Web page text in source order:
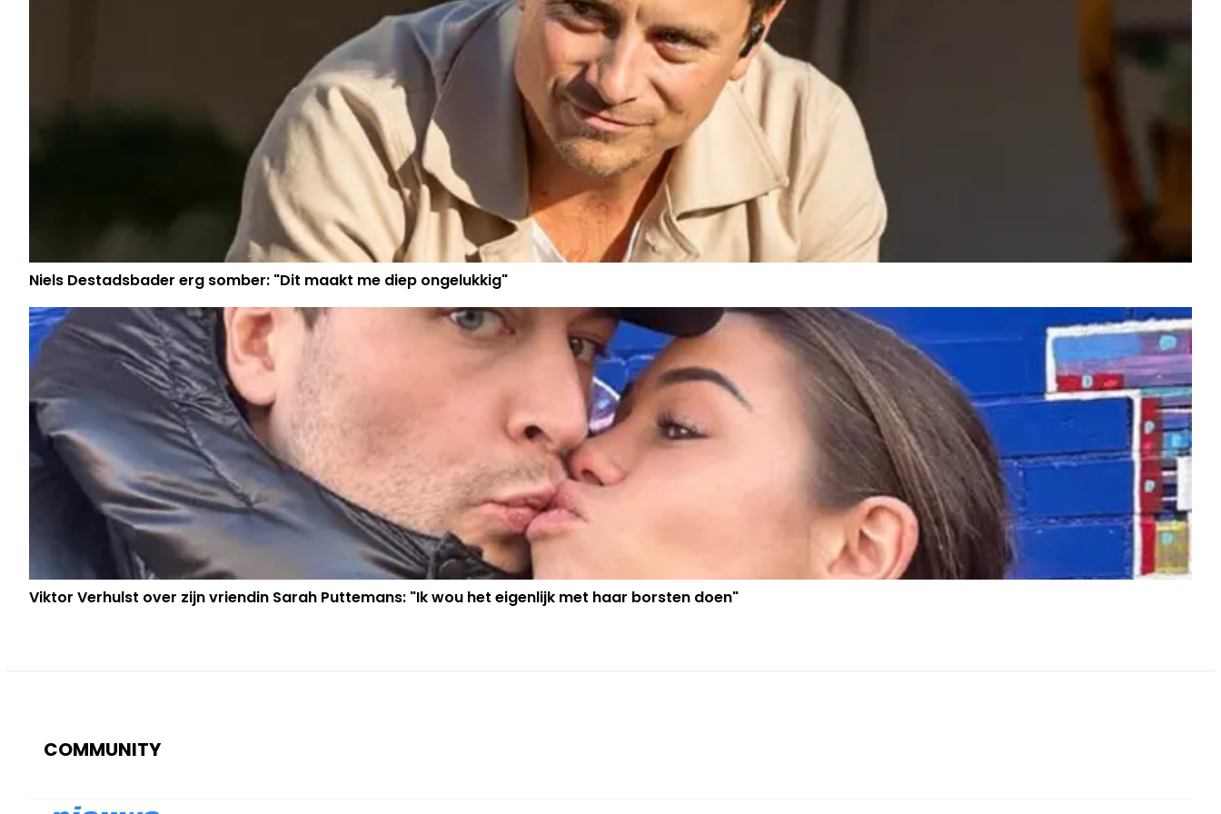
Niels Destadsbader erg somber: "Dit maakt me diep ongelukkig"
Viktor Verhulst over zijn vriendin Sarah Puttemans: "Ik wou het eigenlijk met haar borsten doen"
COMMUNITY